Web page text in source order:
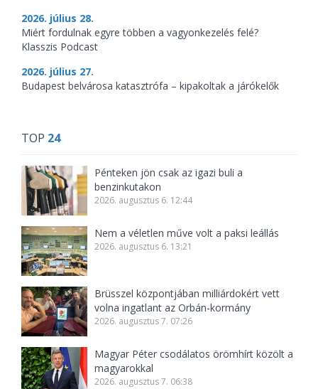
2026. július 28.
Miért fordulnak egyre többen a vagyonkezelés felé?
Klasszis Podcast
2026. július 27.
Budapest belvárosa katasztrófa – kipakoltak a járókelők
TOP 24
Pénteken jön csak az igazi buli a
benzinkutakon
2026. augusztus 6. 12:44
Nem a véletlen műve volt a paksi leállás
2026. augusztus 6. 13:21
Brüsszel központjában milliárdokért vett
volna ingatlant az Orbán-kormány
2026. augusztus 7. 07:26
Magyar Péter csodálatos örömhírt közölt a
magyarokkal
2026. augusztus 7. 06:38